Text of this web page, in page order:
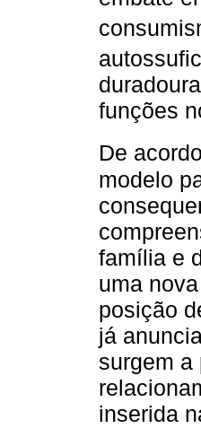
funções
De
modelo
família e
uma
posição
já
surgem a
inserida